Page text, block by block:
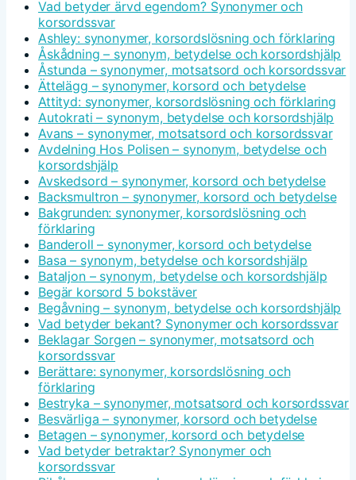
Vad betyder ärvd egendom? Synonymer och
korsordssvar
Ashley: synonymer, korsordslösning och förklaring
Åskådning – synonym, betydelse och korsordshjälp
Åstunda – synonymer, motsatsord och korsordssvar
Ättelägg – synonymer, korsord och betydelse
Attityd: synonymer, korsordslösning och förklaring
Autokrati – synonym, betydelse och korsordshjälp
Avans – synonymer, motsatsord och korsordssvar
Avdelning Hos Polisen – synonym, betydelse och
korsordshjälp
Avskedsord – synonymer, korsord och betydelse
Backsmultron – synonymer, korsord och betydelse
Bakgrunden: synonymer, korsordslösning och
förklaring
Banderoll – synonymer, korsord och betydelse
Basa – synonym, betydelse och korsordshjälp
Bataljon – synonym, betydelse och korsordshjälp
Begär korsord 5 bokstäver
Begåvning – synonym, betydelse och korsordshjälp
Vad betyder bekant? Synonymer och korsordssvar
Beklagar Sorgen – synonymer, motsatsord och
korsordssvar
Berättare: synonymer, korsordslösning och
förklaring
Bestryka – synonymer, motsatsord och korsordssvar
Besvärliga – synonymer, korsord och betydelse
Betagen – synonymer, korsord och betydelse
Vad betyder betraktar? Synonymer och
korsordssvar